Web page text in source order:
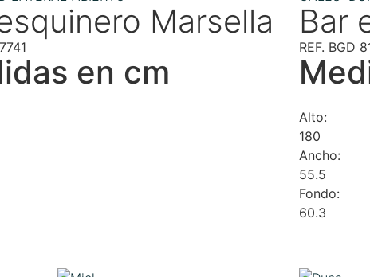
Marsella
en cm
Bar
REF. BGD
Alto:
180
Ancho:
55.5
Fondo:
60.3